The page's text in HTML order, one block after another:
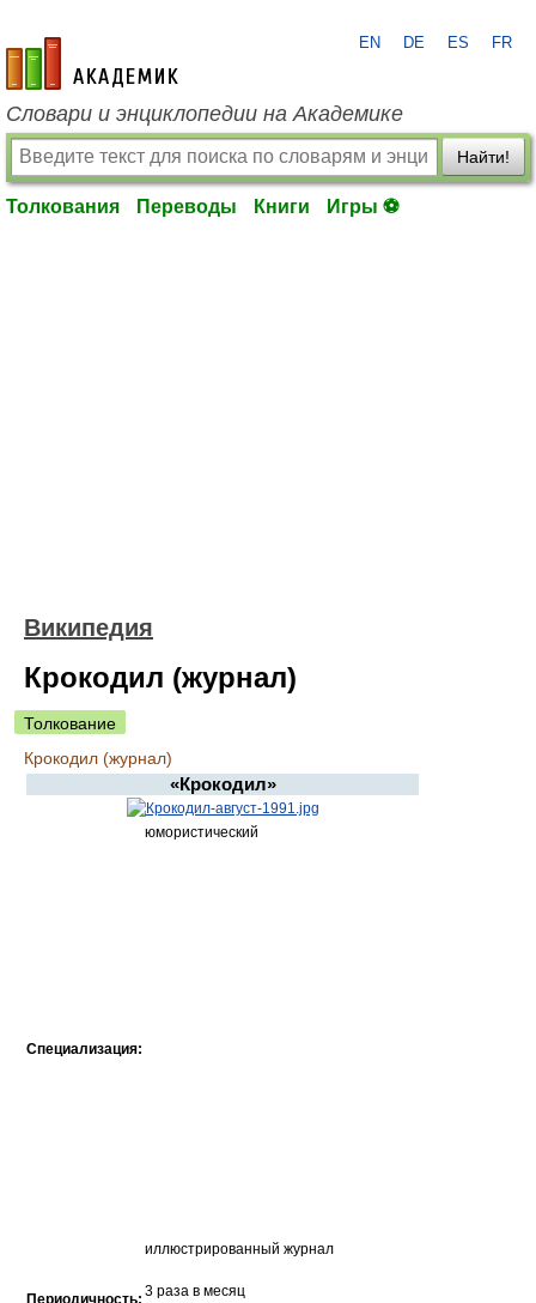
academic.ru
EN DE ES FR
Словари и энциклопедии на Академике
Найти!
Толкования Переводы Книги Игры ⚽
Википедия
Крокодил (журнал)
Толкование
Крокодил (журнал)
«Крокодил»
Специализация:
юмористический
иллюстрированный журнал
Периодичность: 3 раза в месяц